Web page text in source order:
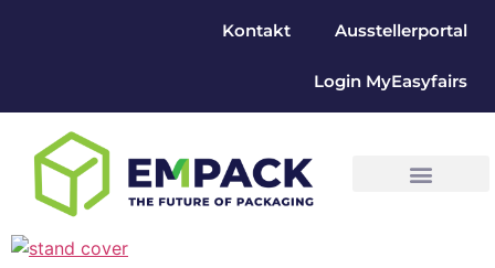
Kontakt Ausstellerportal
Login MyEasyfairs